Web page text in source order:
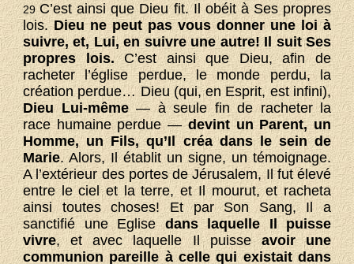
29C’est ainsi que Dieu fit. Il obéit à Ses propres
lois.Dieu ne peut pas vous donner une loi à
suivre, et, Lui, en suivre une autre! Il suit Ses
propres lois.C’est ainsi que Dieu, afin de
racheter l’église perdue, le monde perdu, la
création perdue… Dieu (qui, en Esprit, est infini),
Dieu Lui-même— à seule fin de racheter la
race humaine perdue —devint un Parent, un
Homme, un Fils, qu’Il créa dans le sein de
Marie. Alors, Il établit un signe, un témoignage.
A l’extérieur des portes de Jérusalem, Il fut élevé
entre le ciel et la terre, et Il mourut, et racheta
ainsi toutes choses! Et par Son Sang, Il a
sanctifié une Eglisedans laquelle Il puisse
vivre, et avec laquelle Il puisseavoir une
communion pareille à celle qui existait dans